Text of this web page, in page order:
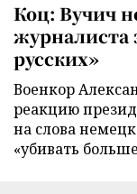
Коц: Вучич
журналиста
русских»
Военкор
реакцию
на слова
«убивать